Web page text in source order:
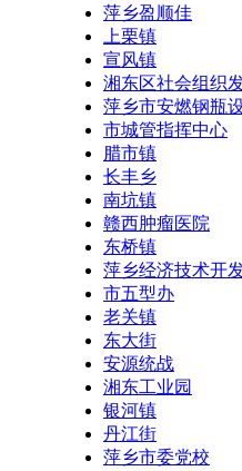
萍乡盈顺佳
上栗镇
宣风镇
湘东区社会组织
萍乡市安燃钢瓶
市城管指挥中心
腊市镇
长丰乡
南坑镇
赣西肿瘤医院
东桥镇
萍乡经济技术开
市五型办
老关镇
东大街
安源统战
湘东工业园
银河镇
丹江街
萍乡市委党校